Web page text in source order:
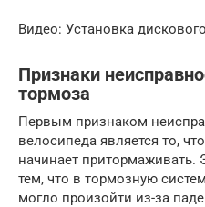
Видео: Установка
Признаки
тормоза
Первым признаком
велосипеда является то,
начинает
тем, что в тормозную
могло произойти из-за